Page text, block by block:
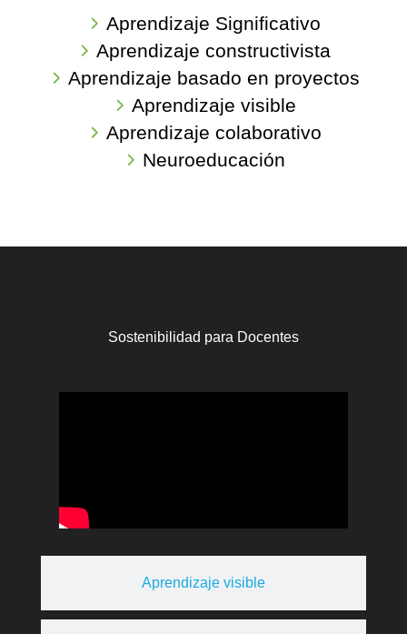
Aprendizaje Significativo
Aprendizaje constructivista
Aprendizaje basado en proyectos
Aprendizaje visible
Aprendizaje colaborativo
Neuroeducación
Sostenibilidad para Docentes
Aprendizaje visible